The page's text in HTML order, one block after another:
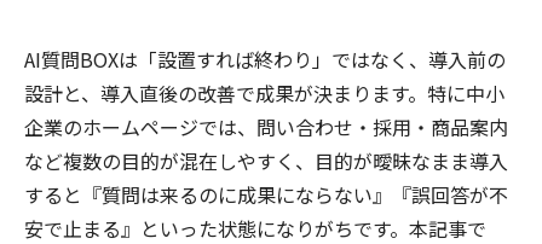
AI質問BOXは「設置すれば終わり」ではなく、導入前の
設計と、導入直後の改善で成果が決まります。特に中小
企業のホームページでは、問い合わせ・採用・商品案内
など複数の目的が混在しやすく、目的が曖昧なまま導入
すると『質問は来るのに成果にならない』『誤回答が不
安で止まる』といった状態になりがちです。本記事で